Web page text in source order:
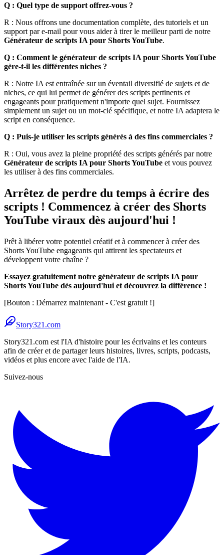
Q : Quel type de support offrez-vous ?
R : Nous offrons une documentation complète, des tutoriels et un
support par e-mail pour vous aider à tirer le meilleur parti de notre
Générateur de scripts IA pour Shorts YouTube.
Q : Comment le générateur de scripts IA pour Shorts YouTube
gère-t-il les différentes niches ?
R : Notre IA est entraînée sur un éventail diversifié de sujets et de
niches, ce qui lui permet de générer des scripts pertinents et
engageants pour pratiquement n'importe quel sujet. Fournissez
simplement un sujet ou un mot-clé spécifique, et notre IA adaptera le
script en conséquence.
Q : Puis-je utiliser les scripts générés à des fins commerciales ?
R : Oui, vous avez la pleine propriété des scripts générés par notre
Générateur de scripts IA pour Shorts YouTube et vous pouvez
les utiliser à des fins commerciales.
Arrêtez de perdre du temps à écrire des
scripts ! Commencez à créer des Shorts
YouTube viraux dès aujourd'hui !
Prêt à libérer votre potentiel créatif et à commencer à créer des
Shorts YouTube engageants qui attirent les spectateurs et
développent votre chaîne ?
Essayez gratuitement notre générateur de scripts IA pour
Shorts YouTube dès aujourd'hui et découvrez la différence !
[Bouton : Démarrez maintenant - C'est gratuit !]
Story321.com
Story321.com est l'IA d'histoire pour les écrivains et les conteurs
afin de créer et de partager leurs histoires, livres, scripts, podcasts,
vidéos et plus encore avec l'aide de l'IA.
Suivez-nous